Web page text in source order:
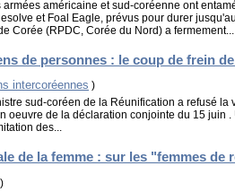
armées américaine et sud-coréenne ont
et Foal Eagle, prévus pour durer
Corée (RPDC, Corée du Nord) a fermement...
de personnes : le coup de frein
intercoréennes )
sud-coréen de la Réunification a refusé la
oeuvre de la déclaration conjointe du 15 juin
des...
de la femme : sur les "femmes de
)